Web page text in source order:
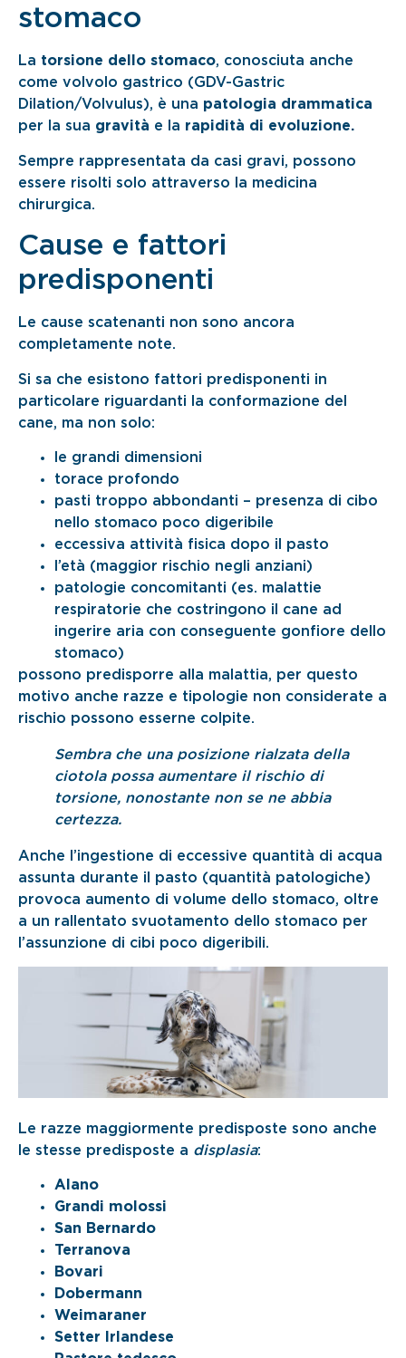
stomaco
La torsione dello stomaco, conosciuta anche
come volvolo gastrico (GDV-Gastric
Dilation/Volvulus), è una patologia drammatica
per la sua gravità e la rapidità di evoluzione.
Sempre rappresentata da casi gravi, possono
essere risolti solo attraverso la medicina
chirurgica.
Cause e fattori
predisponenti
Le cause scatenanti non sono ancora
completamente note.
Si sa che esistono fattori predisponenti in
particolare riguardanti la conformazione del
cane, ma non solo:
le grandi dimensioni
torace profondo
pasti troppo abbondanti – presenza di cibo
nello stomaco poco digeribile
eccessiva attività fisica dopo il pasto
l’età (maggior rischio negli anziani)
patologie concomitanti (es. malattie
respiratorie che costringono il cane ad
ingerire aria con conseguente gonfiore dello
stomaco)
possono predisporre alla malattia, per questo
motivo anche razze e tipologie non considerate a
rischio possono esserne colpite.
Sembra che una posizione rialzata della
ciotola possa aumentare il rischio di
torsione, nonostante non se ne abbia
certezza.
Anche l’ingestione di eccessive quantità di acqua
assunta durante il pasto (quantità patologiche)
provoca aumento di volume dello stomaco, oltre
a un rallentato svuotamento dello stomaco per
l’assunzione di cibi poco digeribili.
Le razze maggiormente predisposte sono anche
le stesse predisposte a displasia:
Alano
Grandi molossi
San Bernardo
Terranova
Bovari
Dobermann
Weimaraner
Setter Irlandese